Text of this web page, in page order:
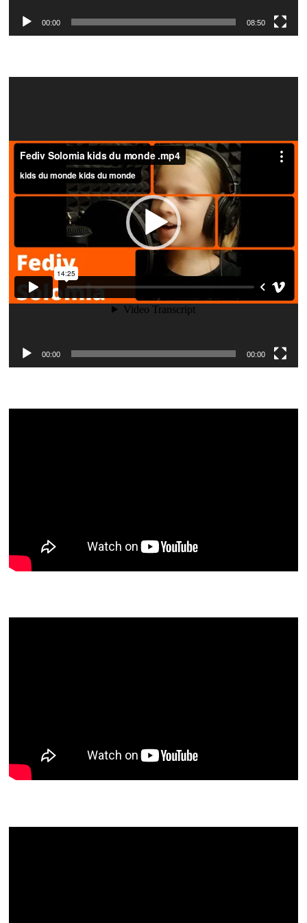
00:00 08:50
00:00 00:00